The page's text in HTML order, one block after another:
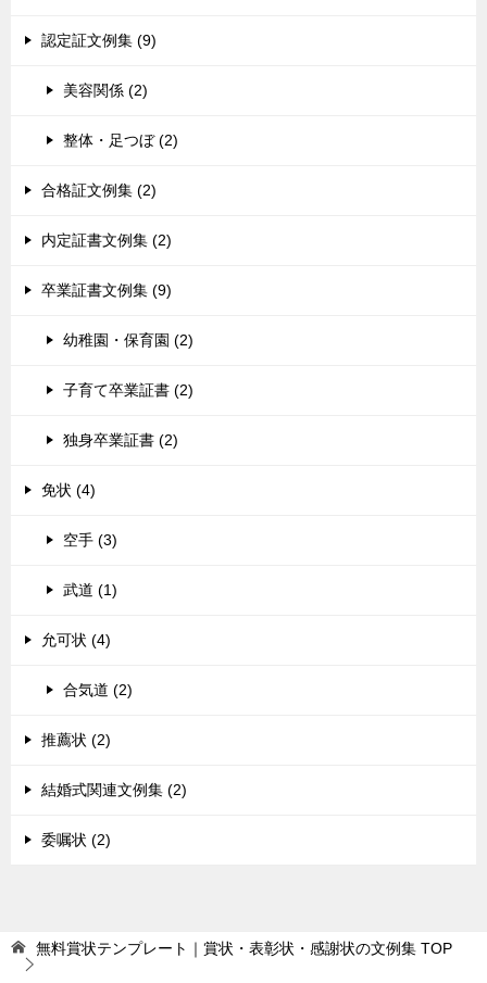
認定証文例集 (9)
美容関係 (2)
整体・足つぼ (2)
合格証文例集 (2)
内定証書文例集 (2)
卒業証書文例集 (9)
幼稚園・保育園 (2)
子育て卒業証書 (2)
独身卒業証書 (2)
免状 (4)
空手 (3)
武道 (1)
允可状 (4)
合気道 (2)
推薦状 (2)
結婚式関連文例集 (2)
委嘱状 (2)
無料賞状テンプレート｜賞状・表彰状・感謝状の文例集 TOP